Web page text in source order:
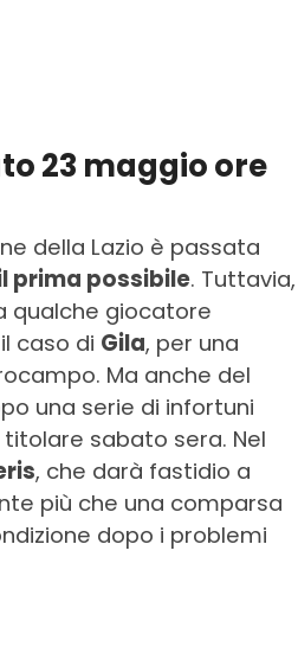
23 maggio ore
della Lazio è passata
prima possibile. Tuttavia,
qualche giocatore
caso di Gila, per una
Ma anche del
una serie di infortuni
sabato sera. Nel
, che darà fastidio a
più che una comparsa
dopo i problemi